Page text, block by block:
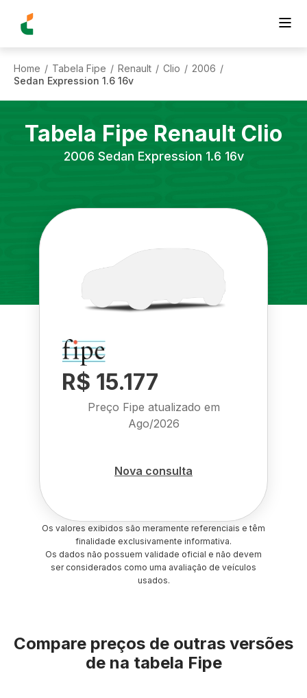
Home / Tabela Fipe / Renault / Clio / 2006 /
Sedan Expression 1.6 16v
Tabela Fipe Renault Clio
2006 Sedan Expression 1.6 16v
R$ 15.177
Preço Fipe atualizado em
Ago/2026
Nova consulta
Os valores exibidos são meramente referenciais e têm
finalidade exclusivamente informativa.
Os dados não possuem validade oficial e não devem
ser considerados como uma avaliação de veículos
usados.
Compare preços de outras versões
de na tabela Fipe